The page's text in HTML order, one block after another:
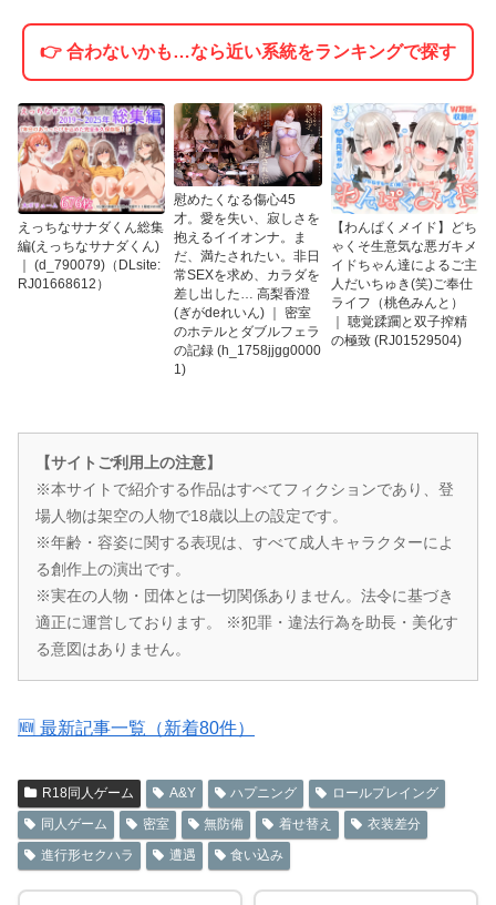
👉 合わないかも…なら近い系統をランキングで探す
えっちなサナダくん総集
編(えっちなサナダくん)
｜ (d_790079)（DLsite:
RJ01668612）
慰めたくなる傷心45
才。愛を失い、寂しさを
抱えるイイオンナ。ま
だ、満たされたい。非日
常SEXを求め、カラダを
差し出した… 高梨香澄
(ぎがdeれいん) ｜ 密室
のホテルとダブルフェラ
の記録 (h_1758jjgg0000
1)
【わんぱくメイド】どち
ゃくそ生意気な悪ガキメ
イドちゃん達によるご主
人だいちゅき(笑)ご奉仕
ライフ（桃色みんと）
｜ 聴覚蹂躙と双子搾精
の極致 (RJ01529504)
【サイトご利用上の注意】
※本サイトで紹介する作品はすべてフィクションであり、登
場人物は架空の人物で18歳以上の設定です。
※年齢・容姿に関する表現は、すべて成人キャラクターによ
る創作上の演出です。
※実在の人物・団体とは一切関係ありません。法令に基づき
適正に運営しております。 ※犯罪・違法行為を助長・美化す
る意図はありません。
🆕 最新記事一覧（新着80件）
R18同人ゲーム A&Y ハプニング
ロールプレイング
同人ゲーム
密室 無防備 着せ替え
衣装差分
進行形セクハラ
遭遇 食い込み